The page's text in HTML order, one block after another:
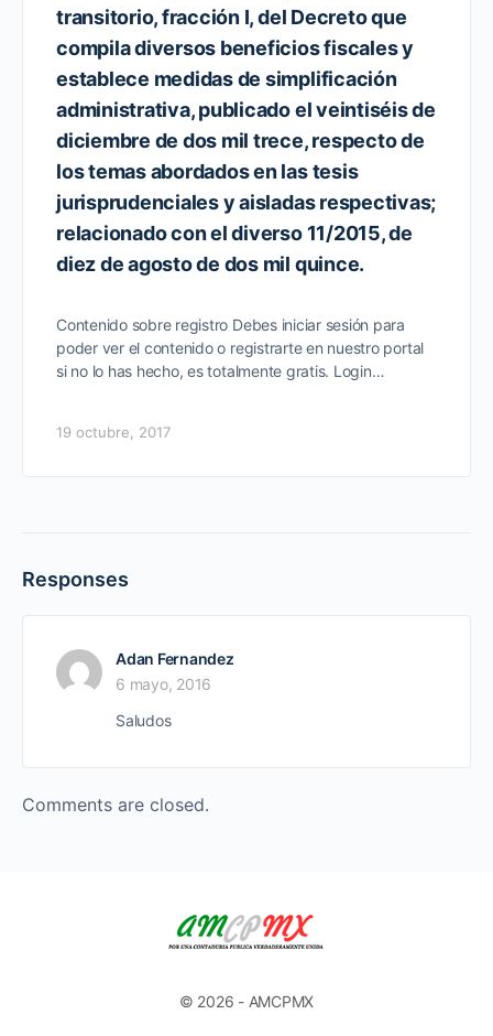
transitorio, fracción I, del Decreto que
compila diversos beneficios fiscales y
establece medidas de simplificación
administrativa, publicado el veintiséis de
diciembre de dos mil trece, respecto de
los temas abordados en las tesis
jurisprudenciales y aisladas respectivas;
relacionado con el diverso 11/2015, de
diez de agosto de dos mil quince.
Contenido sobre registro Debes iniciar sesión para
poder ver el contenido o registrarte en nuestro portal
si no lo has hecho, es totalmente gratis. Login…
19 octubre, 2017
Responses
Adan Fernandez
6 mayo, 2016
Saludos
Comments are closed.
© 2026 - AMCPMX